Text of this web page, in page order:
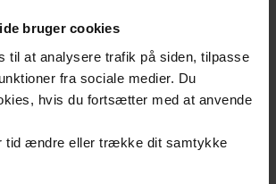
bruger cookies
til at analysere trafik på siden, tilpasse
fra sociale medier. Du
hvis du fortsætter med at anvende
tid ændre eller trække dit samtykke
fattig.
går i seng om aftenen, er det ikke i en
og dyner, men på et stykke pap. Han
til at tage over sig, hvis han fryser.
læselampe eller en bog, han kan falde i
knurrer af sult, men han får først noget
- hvis han er heldig.